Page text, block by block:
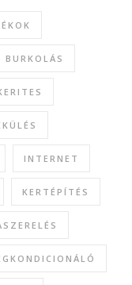
BURKOLÁS
INTERNET
KERTÉPÍTÉS